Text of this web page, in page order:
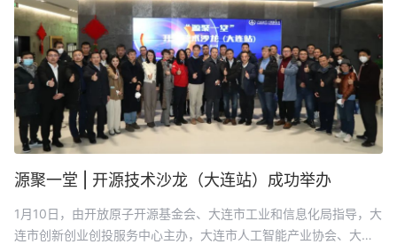
源聚一堂 | 开源技术沙龙（大连站）成功举办
1月10日，由开放原子开源基金会、大连市工业和信息化局指导，大
连市创新创业创投服务中心主办，大连市人工智能产业协会、大连